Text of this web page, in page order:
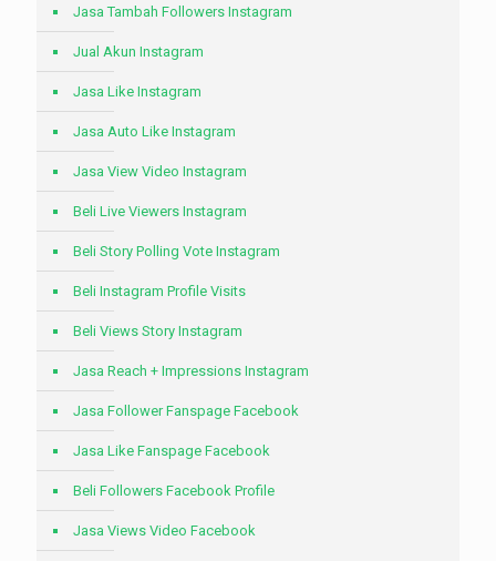
Jasa Tambah Followers Instagram
Jual Akun Instagram
Jasa Like Instagram
Jasa Auto Like Instagram
Jasa View Video Instagram
Beli Live Viewers Instagram
Beli Story Polling Vote Instagram
Beli Instagram Profile Visits
Beli Views Story Instagram
Jasa Reach + Impressions Instagram
Jasa Follower Fanspage Facebook
Jasa Like Fanspage Facebook
Beli Followers Facebook Profile
Jasa Views Video Facebook